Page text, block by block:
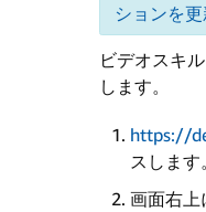
ションを
ビデオスキ
します。
https://
スします。
画面右上